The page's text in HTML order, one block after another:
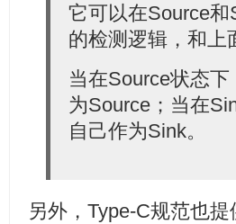
它可以在Source
的检测逻辑，和上
当在Source状态
为Source；当在
自己作为Sink。
另外，Type-C规范也